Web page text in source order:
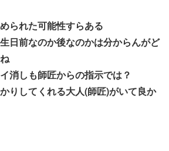
られた可能性すらある
日前なのか後なのかは分からんがど
消しも師匠からの指示では？
りしてくれる大人(師匠)がいて良か